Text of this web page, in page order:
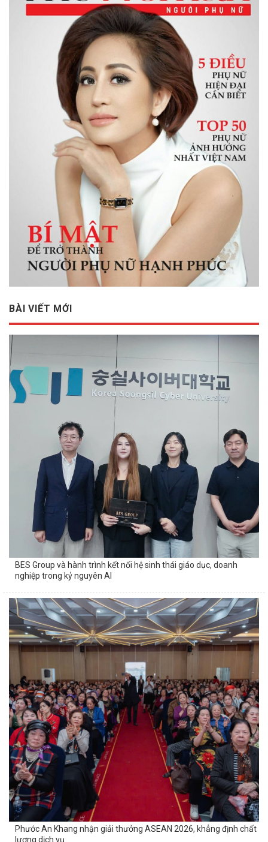
BÀI VIẾT MỚI
BES Group và hành trình kết nối hệ sinh thái giáo dục, doanh
nghiệp trong kỷ nguyên AI
Phước An Khang nhận giải thưởng ASEAN 2026, khẳng định chất
lượng dịch vụ